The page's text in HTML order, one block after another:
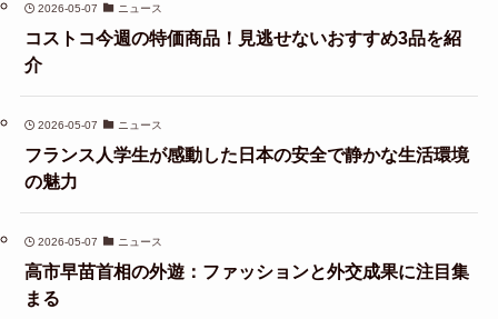
2026-05-07 ニュース
コストコ今週の特価商品！見逃せないおすすめ3品を紹
介
2026-05-07 ニュース
フランス人学生が感動した日本の安全で静かな生活環境
の魅力
2026-05-07 ニュース
高市早苗首相の外遊：ファッションと外交成果に注目集
まる